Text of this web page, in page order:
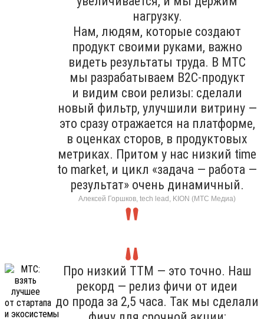
нагрузку.
Нам, людям, которые создают
продукт своими руками, важно
видеть результаты труда. В МТС
мы разрабатываем B2C-продукт
и видим свои релизы: сделали
новый фильтр, улучшили витрину —
это сразу отражается на платформе,
в оценках сторов, в продуктовых
метриках. Притом у нас низкий time
to market, и цикл «задача — работа —
результат» очень динамичный.
Алексей Горшков, tech lead, KION (МТС Медиа)
Про низкий TTM — это точно. Наш
рекорд — релиз фичи от идеи
до прода за 2,5 часа. Так мы сделали